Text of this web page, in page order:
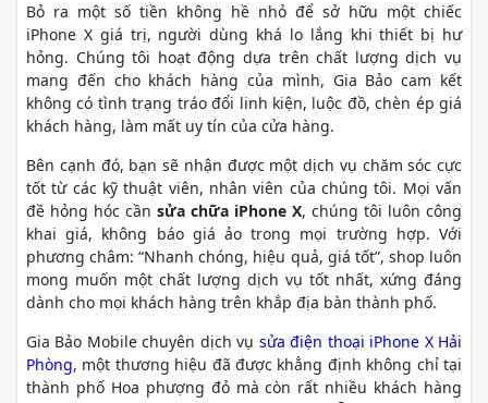
Bỏ ra một số tiền không hề nhỏ để sở hữu một chiếc
iPhone X giá trị, người dùng khá lo lắng khi thiết bị hư
hỏng. Chúng tôi hoạt động dựa trên chất lượng dịch vụ
mang đến cho khách hàng của mình, Gia Bảo cam kết
không có tình trạng tráo đổi linh kiện, luộc đồ, chèn ép giá
khách hàng, làm mất uy tín của cửa hàng.
Bên cạnh đó, bạn sẽ nhận được một dịch vụ chăm sóc cực
tốt từ các kỹ thuật viên, nhân viên của chúng tôi. Mọi vấn
đề hỏng hóc cần sửa chữa iPhone X, chúng tôi luôn công
khai giá, không báo giá ảo trong mọi trường hợp. Với
phương châm: “Nhanh chóng, hiệu quả, giá tốt”, shop luôn
mong muốn một chất lượng dịch vụ tốt nhất, xứng đáng
dành cho mọi khách hàng trên khắp địa bàn thành phố.
Gia Bảo Mobile chuyên dịch vụ sửa điện thoại iPhone X Hải
Phòng, một thương hiệu đã được khẳng định không chỉ tại
thành phố Hoa phượng đỏ mà còn rất nhiều khách hàng